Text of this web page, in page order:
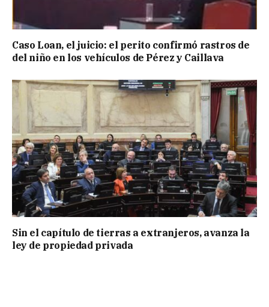
Caso Loan, el juicio: el perito confirmó rastros de
del niño en los vehículos de Pérez y Caillava
Sin el capítulo de tierras a extranjeros, avanza la
ley de propiedad privada